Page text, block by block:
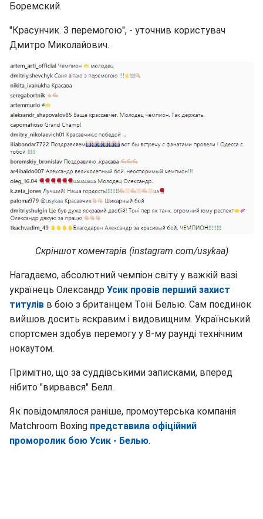
Боремский.
"Красунчик. З перемогою", - уточнив користувач
Дмитро Миколайович.
Скріншот коментарів (instagram.com/usykaa)
Нагадаємо, абсолютний чемпіон світу у важкій вазі
українець Олександр Усик провів перший захист
титулів в бою з британцем Тоні Белью. Сам поєдинок
вийшов досить яскравим і видовищним. Український
спортсмен здобув перемогу у 8-му раунді технічним
нокаутом.
Примітно, що за суддівськими записками, вперед
нібито "вирвався" Белл.
Як повідомлялося раніше, промоутерська компанія
Matchroom Boxing представила офіційний
проморолик бою Усик - Белью.